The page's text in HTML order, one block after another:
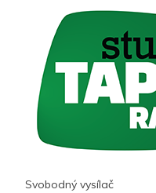
Svobodný vysílač